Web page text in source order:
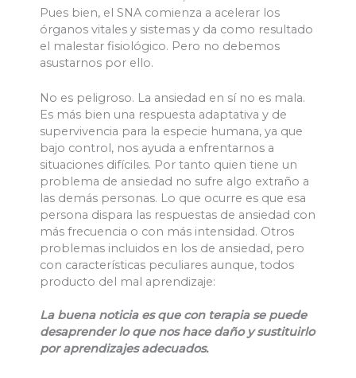
Pues bien, el SNA comienza a acelerar los
órganos vitales y sistemas y da como resultado
el malestar fisiológico. Pero no debemos
asustarnos por ello.
No es peligroso. La ansiedad en sí no es mala.
Es más bien una respuesta adaptativa y de
supervivencia para la especie humana, ya que
bajo control, nos ayuda a enfrentarnos a
situaciones difíciles. Por tanto quien tiene un
problema de ansiedad no sufre algo extraño a
las demás personas. Lo que ocurre es que esa
persona dispara las respuestas de ansiedad con
más frecuencia o con más intensidad. Otros
problemas incluidos en los de ansiedad, pero
con características peculiares aunque, todos
producto del mal aprendizaje:
La buena noticia es que con terapia se puede
desaprender lo que nos hace daño y sustituirlo
por aprendizajes adecuados.